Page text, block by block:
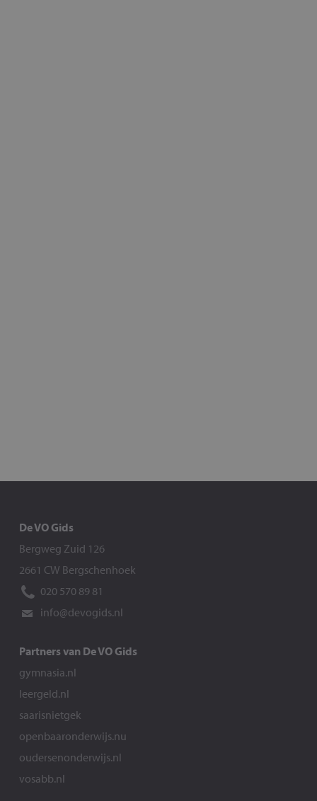
De VO Gids
Bergweg Zuid 126
2661 CW Bergschenhoek
020 570 89 81
info@devogids.nl
Partners van De VO Gids
gymnasia.nl
leergeld.nl
saarisnietgek
openbaaronderwijs.nu
oudersenonderwijs.nl
vosabb.nl